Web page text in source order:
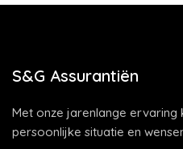
S&G Assurantiën
Met onze jarenlange ervaring
persoonlijke situatie en